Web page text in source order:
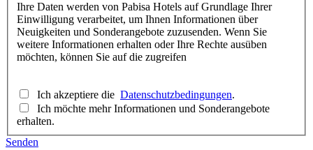
Ihre Daten werden von Pabisa Hotels auf Grundlage Ihrer
Einwilligung verarbeitet, um Ihnen Informationen über
Neuigkeiten und Sonderangebote zuzusenden. Wenn Sie
weitere Informationen erhalten oder Ihre Rechte ausüben
möchten, können Sie auf die zugreifen
Datenschutzbedingungen.
Ich möchte mehr Informationen und Sonderangebote
erhalten.
Senden